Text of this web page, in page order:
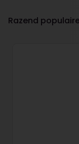
Razend